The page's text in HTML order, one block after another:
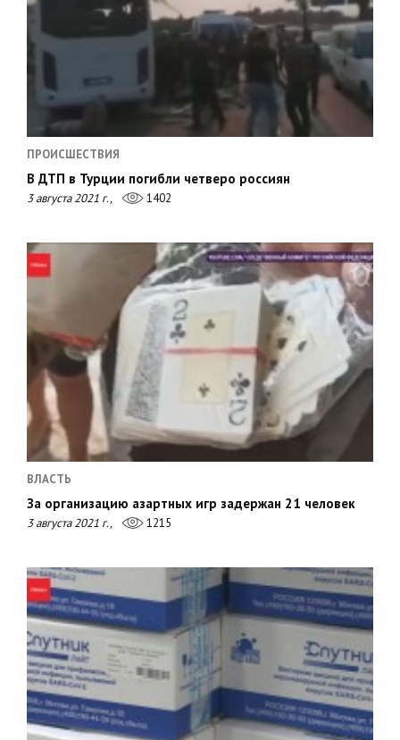
ПРОИСШЕСТВИЯ
В ДТП в Турции погибли четверо россиян
3 августа 2021 г., 1402
ВЛАСТЬ
За организацию азартных игр задержан 21 человек
3 августа 2021 г., 1215